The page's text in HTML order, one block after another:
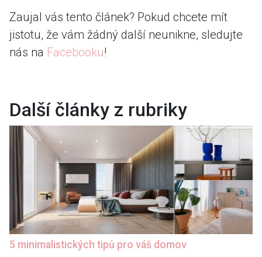
Zaujal vás tento článek? Pokud chcete mít
jistotu, že vám žádný další neunikne, sledujte
nás na Facebooku!
Další články z rubriky
5 minimalistických tipů pro váš domov